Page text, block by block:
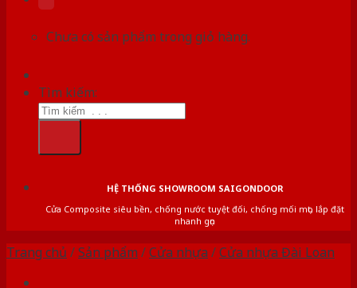
Chưa có sản phẩm trong giỏ hàng.
Tìm kiếm:
HỆ THỐNG SHOWROOM SAIGONDOOR
Cửa Composite siêu bền, chống nước tuyệt đối, chống mối mọt, lắp đặt
nhanh gọn
Trang chủ /Sản phẩm /Cửa nhựa /Cửa nhựa Đài Loan